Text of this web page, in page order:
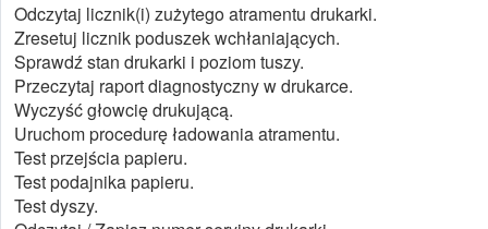
Odczytaj licznik(i) zużytego atramentu drukarki.
Zresetuj licznik poduszek wchłaniających.
Sprawdź stan drukarki i poziom tuszy.
Przeczytaj raport diagnostyczny w drukarce.
Wyczyść głowcię drukującą.
Uruchom procedurę ładowania atramentu.
Test przejścia papieru.
Test podajnika papieru.
Test dyszy.